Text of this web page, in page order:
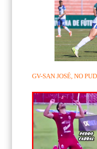
GV-SAN JOSÉ, NO